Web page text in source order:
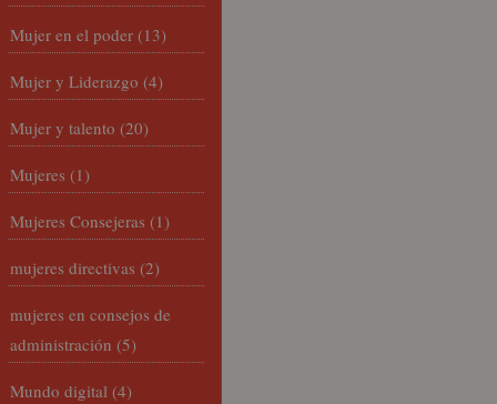
Mujer en el poder (13)
Mujer y Liderazgo (4)
Mujer y talento (20)
Mujeres (1)
Mujeres Consejeras (1)
mujeres directivas (2)
mujeres en consejos de
administración (5)
Mundo digital (4)